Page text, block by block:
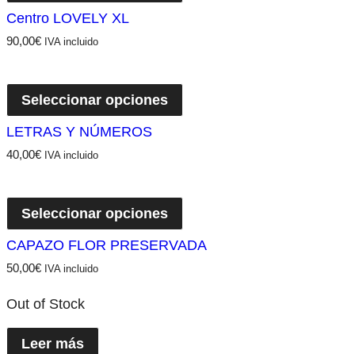
Centro LOVELY XL
90,00€ IVA incluido
Seleccionar opciones
LETRAS Y NÚMEROS
40,00€ IVA incluido
Seleccionar opciones
CAPAZO FLOR PRESERVADA
50,00€ IVA incluido
Out of Stock
Leer más